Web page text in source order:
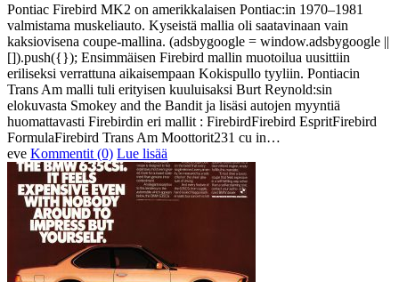
Pontiac Firebird MK2 on amerikkalaisen Pontiac:in 1970–1981
valmistama muskeliauto. Kyseistä mallia oli saatavinaan vain
kaksiovisena coupe-mallina. (adsbygoogle = window.adsbygoogle ||
[]).push({}); Ensimmäisen Firebird mallin muotoilua uusittiin
eriliseksi verrattuna aikaisempaan Kokispullo tyyliin. Pontiacin
Trans Am malli tuli erityisen kuuluisaksi Burt Reynold:sin
elokuvasta Smokey and the Bandit ja lisäsi autojen myyntiä
huomattavasti Firebirdin eri mallit : FirebirdFirebird EspritFirebird
FormulaFirebird Trans Am Moottorit231 cu in…
eve Kommentit (0) Lue lisää